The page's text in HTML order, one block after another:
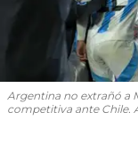
Argentina no extrañó a
competitiva ante Chile.